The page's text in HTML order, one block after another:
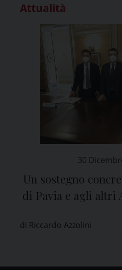
Attualità
30
Un sostegno
di Pavia e agli altri
di Riccardo Azzolini